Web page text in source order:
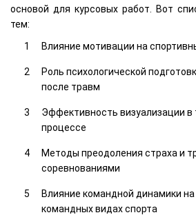
основой для курсовых работ. Вот
тем:
Влияние мотивации на
Роль психологической
после травм
Эффективность визуализации в
процессе
Методы преодоления страха и
соревнованиями
Влияние командной динамики
командных видах спорта